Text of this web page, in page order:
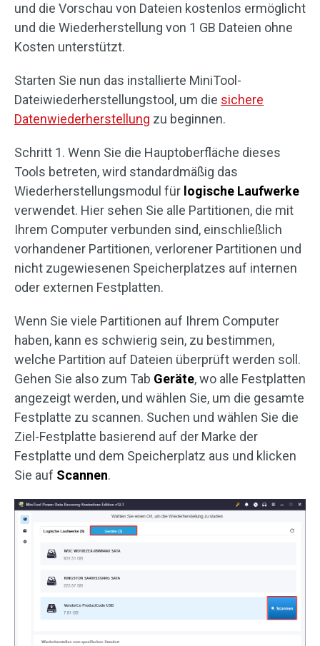
und die Vorschau von Dateien kostenlos ermöglicht
und die Wiederherstellung von 1 GB Dateien ohne
Kosten unterstützt.
Starten Sie nun das installierte MiniTool-
Dateiwiederherstellungstool, um die sichere
Datenwiederherstellung zu beginnen.
Schritt 1. Wenn Sie die Hauptoberfläche dieses
Tools betreten, wird standardmäßig das
Wiederherstellungsmodul für logische Laufwerke
verwendet. Hier sehen Sie alle Partitionen, die mit
Ihrem Computer verbunden sind, einschließlich
vorhandener Partitionen, verlorener Partitionen und
nicht zugewiesenen Speicherplatzes auf internen
oder externen Festplatten.
Wenn Sie viele Partitionen auf Ihrem Computer
haben, kann es schwierig sein, zu bestimmen,
welche Partition auf Dateien überprüft werden soll.
Gehen Sie also zum Tab Geräte, wo alle Festplatten
angezeigt werden, und wählen Sie, um die gesamte
Festplatte zu scannen. Suchen und wählen Sie die
Ziel-Festplatte basierend auf der Marke der
Festplatte und dem Speicherplatz aus und klicken
Sie auf Scannen.